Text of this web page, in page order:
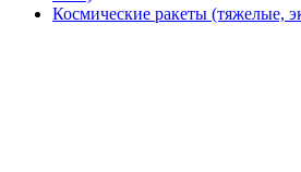
Космические ракеты (тяжелые,